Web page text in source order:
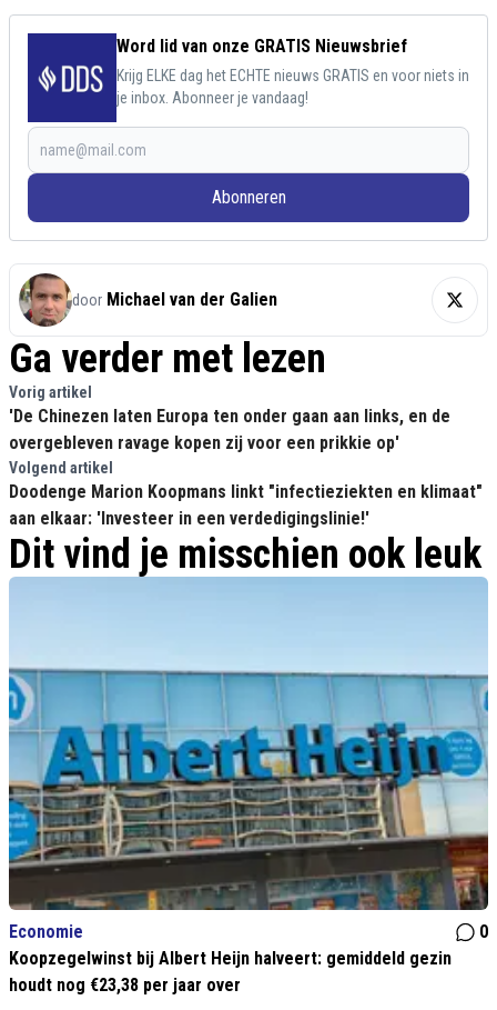
Word lid van onze GRATIS Nieuwsbrief
Krijg ELKE dag het ECHTE nieuws GRATIS en voor niets in
je inbox. Abonneer je vandaag!
Abonneren
door Michael van der Galien
Ga verder met lezen
Vorig artikel
'De Chinezen laten Europa ten onder gaan aan links, en de
overgebleven ravage kopen zij voor een prikkie op'
Volgend artikel
Doodenge Marion Koopmans linkt "infectieziekten en klimaat"
aan elkaar: 'Investeer in een verdedigingslinie!'
Dit vind je misschien ook leuk
Economie
0
Koopzegelwinst bij Albert Heijn halveert: gemiddeld gezin
houdt nog €23,38 per jaar over